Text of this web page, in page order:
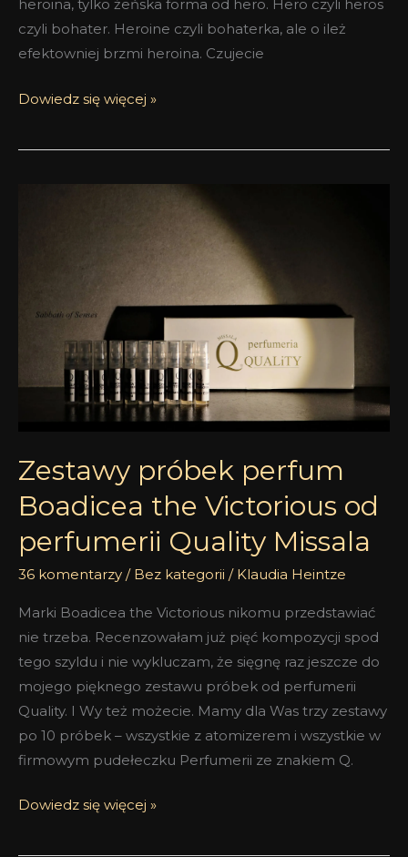
heroina, tylko żeńska forma od hero. Hero czyli heros
czyli bohater. Heroine czyli bohaterka, ale o ileż
efektowniej brzmi heroina. Czujecie
Dowiedz się więcej »
Zestawy próbek perfum
Boadicea the Victorious od
perfumerii Quality Missala
36 komentarzy / Bez kategorii / Klaudia Heintze
Marki Boadicea the Victorious nikomu przedstawiać
nie trzeba. Recenzowałam już pięć kompozycji spod
tego szyldu i nie wykluczam, że sięgnę raz jeszcze do
mojego pięknego zestawu próbek od perfumerii
Quality. I Wy też możecie. Mamy dla Was trzy zestawy
po 10 próbek – wszystkie z atomizerem i wszystkie w
firmowym pudełeczku Perfumerii ze znakiem Q.
Victorious
perfumerii
Quality
Dowiedz się więcej »